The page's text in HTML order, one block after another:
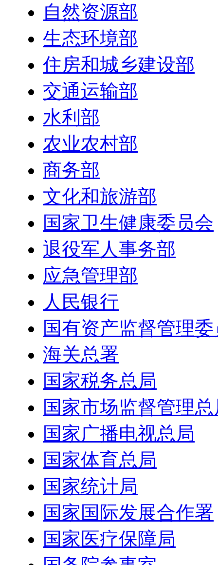
自然资源部
生态环境部
住房和城乡建设部
交通运输部
水利部
农业农村部
商务部
文化和旅游部
国家卫生健康委员会
退役军人事务部
应急管理部
人民银行
国有资产监督管理
海关总署
国家税务总局
国家市场监督管理
国家广播电视总局
国家体育总局
国家统计局
国家国际发展合作署
国家医疗保障局